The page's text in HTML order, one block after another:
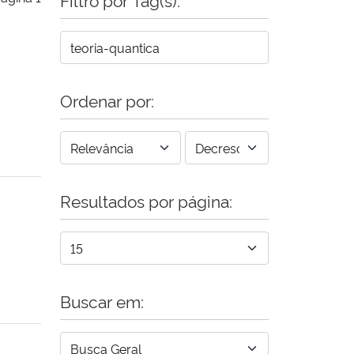
Ordenar por:
Resultados por página:
Buscar em: